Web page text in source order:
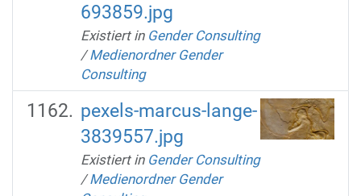
693859.jpg
Existiert in Gender Consulting
/Medienordner Gender
Consulting
pexels-marcus-lange-
3839557.jpg
Existiert in Gender Consulting
/Medienordner Gender